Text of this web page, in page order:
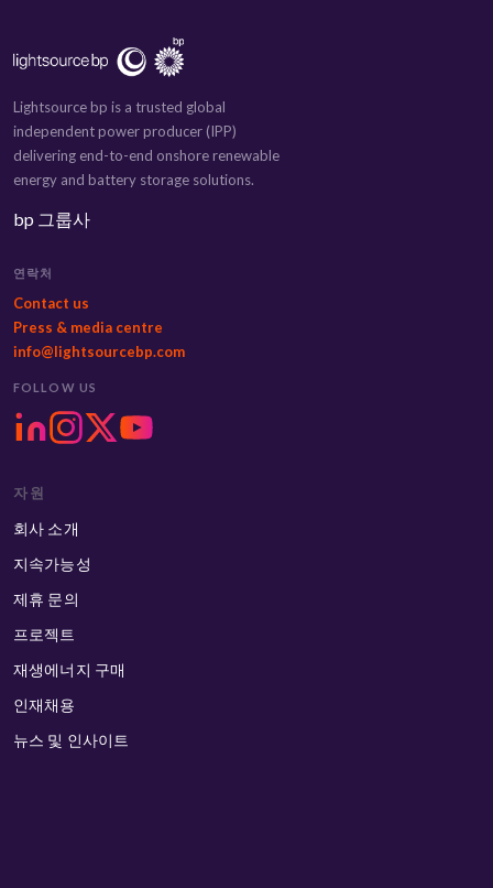
Lightsource bp is a trusted global
independent power producer (IPP)
delivering end-to-end onshore renewable
energy and battery storage solutions.
bp 그룹사
연락처
Contact us
Press & media centre
info@lightsourcebp.com
FOLLOW US
자원
회사 소개
지속가능성
제휴 문의
프로젝트
재생에너지 구매
인재채용
뉴스 및 인사이트